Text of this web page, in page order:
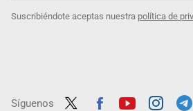
Suscribiéndote aceptas nuestra política de
Síguenos